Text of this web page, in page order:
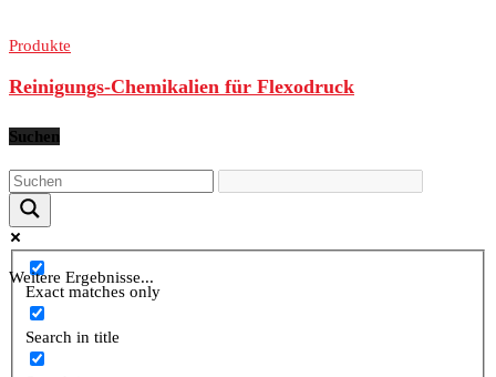
Produkte
Reinigungs-Chemikalien für Flexodruck
Suchen
Weitere Ergebnisse...
Exact matches only
Search in title